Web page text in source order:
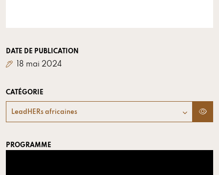
DATE DE PUBLICATION
18 mai 2024
CATÉGORIE
LeadHERs africaines
PROGRAMME